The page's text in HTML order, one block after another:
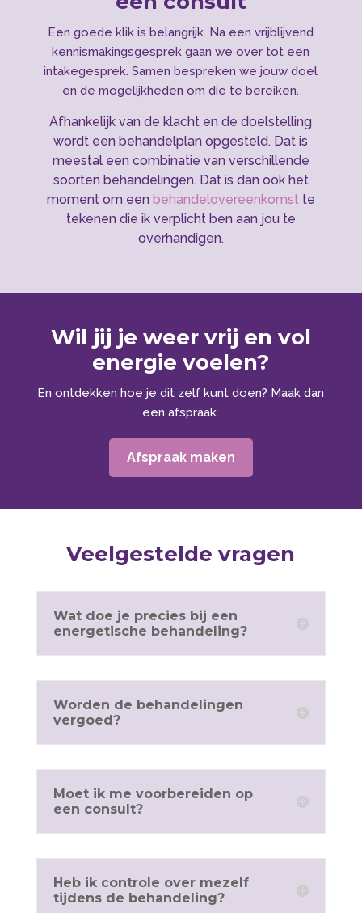
Een goede klik is belangrijk. Na een vrijblijvend
kennismakingsgesprek gaan we over tot een
intakegesprek. Samen bespreken we jouw doel
en de mogelijkheden om die te bereiken.
Afhankelijk van de klacht en de doelstelling
wordt een behandelplan opgesteld. Dat is
meestal een combinatie van verschillende
soorten behandelingen. Dat is dan ook het
moment om een behandelovereenkomstte
tekenen die ik verplicht ben aan jou te
overhandigen.
Wil jij je weer vrij en vol
energie voelen?
En ontdekken hoe je dit zelf kunt doen? Maak dan
een afspraak.
Afspraak maken
Veelgestelde vragen
Wat doe je precies bij een
energetische behandeling?
Worden de behandelingen
vergoed?
Moet ik me voorbereiden op
een consult?
Heb ik controle over mezelf
tijdens de behandeling?